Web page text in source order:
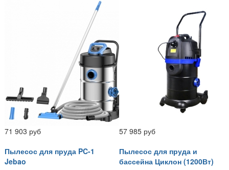
71 903 руб
57 985 руб
Пылесос для пруда PC-1
Jebao
Пылесос для пруда и
бассейна Циклон (1200Вт)